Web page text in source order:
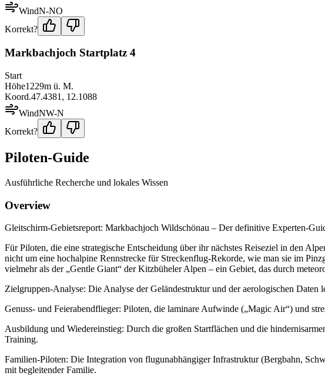
WindN-NO
Korrekt?
Markbachjoch Startplatz 4
Start
Höhe1229m ü. M.
Koord.47.4381 , 12.1088
WindNW-N
Korrekt?
Piloten-Guide
Ausführliche Recherche und lokales Wissen
Overview
Gleitschirm-Gebietsreport: Markbachjoch Wildschönau – Der definitive Experten-
Für Piloten, die eine strategische Entscheidung über ihr nächstes Reiseziel in den
nicht um eine hochalpine Rennstrecke für Streckenflug-Rekorde, wie man sie im
vielmehr als der „Gentle Giant“ der Kitzbüheler Alpen – ein Gebiet, das durch
Zielgruppen-Analyse: Die Analyse der Geländestruktur und der aerologischen Daten
Genuss- und Feierabendflieger: Piloten, die laminare Aufwinde („Magic Air“) und
Ausbildung und Wiedereinstieg: Durch die großen Startflächen und die
Training.
Familien-Piloten: Die Integration von flugunabhängiger Infrastruktur (Bergbahn,
mit begleitender Familie.